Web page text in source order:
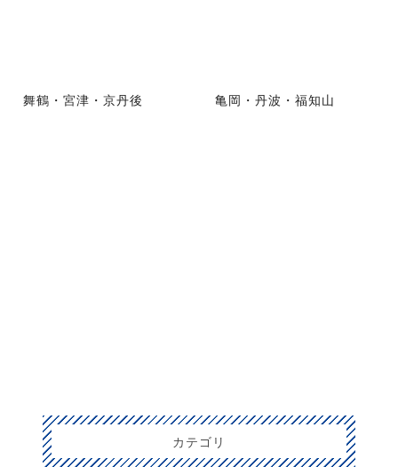
舞鶴・宮津・京丹後 亀岡・丹波・福知山
カテゴリ